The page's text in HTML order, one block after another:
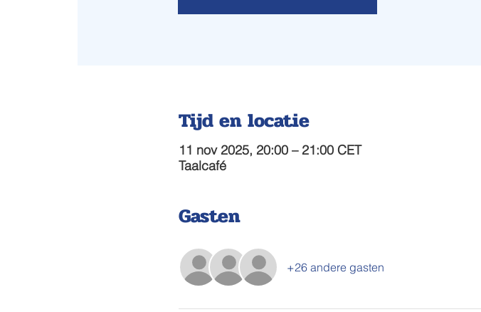
Tijd en locatie
11 nov 2025, 20:00 – 21:00 CET
Taalcafé
Gasten
+26 andere gasten